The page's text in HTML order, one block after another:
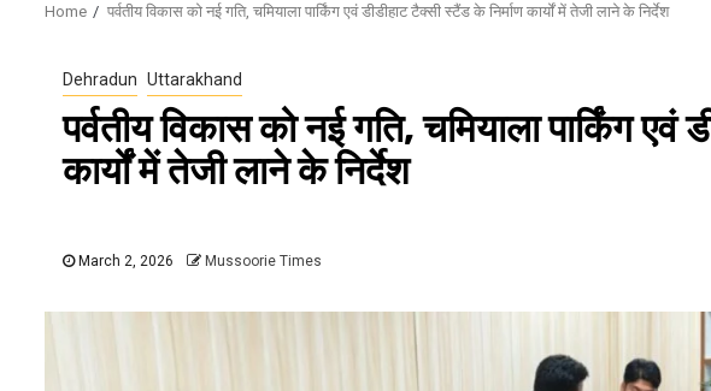
Home पर्वतीय विकास को नई गति, चमियाला पार्किंग एवं डीडीहाट टैक्सी स्टैंड के निर्माण कार्यों में तेजी लाने के निर्देश
Dehradun Uttarakhand
पर्वतीय विकास को नई गति, चमियाला पार्किंग एवं
कार्यों में तेजी लाने के निर्देश
March 2, 2026 Mussoorie Times